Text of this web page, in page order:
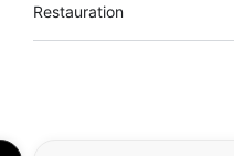
Restauration